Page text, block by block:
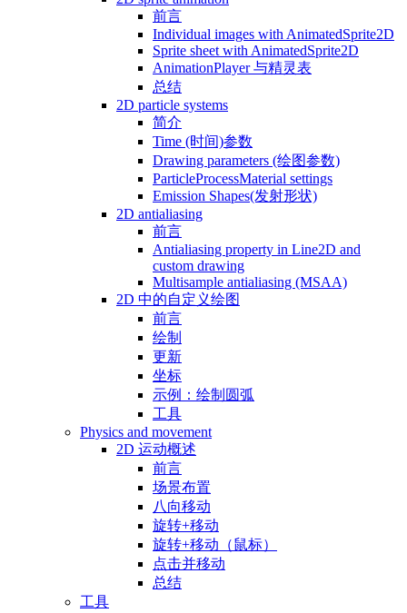
前言
Individual images with AnimatedSprite2D
Sprite sheet with AnimatedSprite2D
AnimationPlayer 与精灵表
总结
2D particle systems
简介
Time (时间)参数
Drawing parameters (绘图参数)
ParticleProcessMaterial settings
Emission Shapes(发射形状)
2D antialiasing
前言
Antialiasing property in Line2D and
custom drawing
Multisample antialiasing (MSAA)
2D 中的自定义绘图
前言
绘制
更新
坐标
示例：绘制圆弧
工具
Physics and movement
2D 运动概述
前言
场景布置
八向移动
旋转+移动
旋转+移动（鼠标）
点击并移动
总结
工具